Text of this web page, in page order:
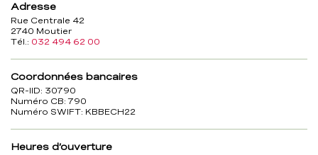
Adresse
Rue Centrale 42
2740 Moutier
Tél.: 032 494 62 00
Coordonnées bancaires
QR-IID: 30790
Numéro CB: 790
Numéro SWIFT: KBBECH22
Heures d’ouverture